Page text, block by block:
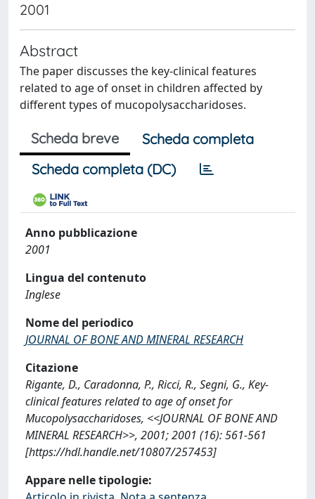
2001
Abstract
The paper discusses the key-clinical features
related to age of onset in children affected by
different types of mucopolysaccharidoses.
Scheda breve
Scheda completa
Scheda completa (DC)
Anno pubblicazione
2001
Lingua del contenuto
Inglese
Nome del periodico
JOURNAL OF BONE AND MINERAL RESEARCH
Citazione
Rigante, D., Caradonna, P., Ricci, R., Segni, G., Key-
clinical features related to age of onset for
Mucopolysaccharidoses, <<JOURNAL OF BONE AND
MINERAL RESEARCH>>, 2001; 2001 (16): 561-561
[https://hdl.handle.net/10807/257453]
Appare nelle tipologie: